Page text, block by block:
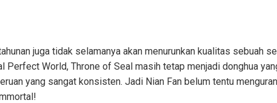
juga tidak selamanya akan menurunkan kualitas sebuah
Perfect World, Throne of Seal masih tetap menjadi donghua
yang sangat konsisten. Jadi Nian Fan belum tentu